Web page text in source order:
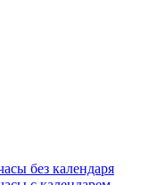
без календаря